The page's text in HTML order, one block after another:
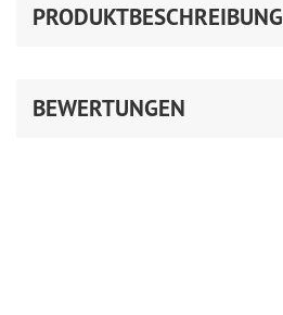
PRODUKTBESCHREIBUNG
BEWERTUNGEN